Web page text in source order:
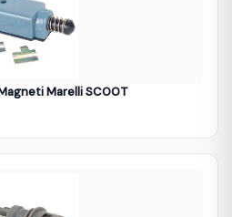
Marelli SCOOT